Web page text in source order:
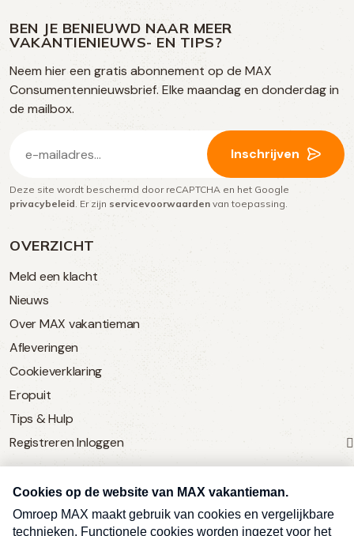
OVERZICHT
Meld een klacht
Nieuws
Over MAX vakantieman
Afleveringen
Cookieverklaring
Eropuit
Tips & Hulp
Registreren Inloggen
SERVICE
Over Omroep MAX
op
social
media
op
Facebook
op
TikTok
op
Instagram
BEN JE BENIEUWD NAAR MEER
VAKANTIENIEUWS- EN TIPS?
Neem hier een gratis abonnement op de MAX
Consumentennieuwsbrief. Elke maandag en donderdag in
de mailbox.
mailadres
(Vereist)
Inschrijven
Deze site wordt beschermd door reCAPTCHA en het Google
privacybeleid . Er zijn servicevoorwaarden van toepassing.